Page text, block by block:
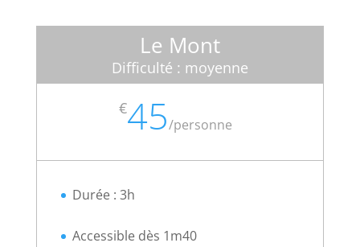
Le Mont
Difficulté : moyenne
€45/personne
Durée : 3h
Accessible dès 1m40